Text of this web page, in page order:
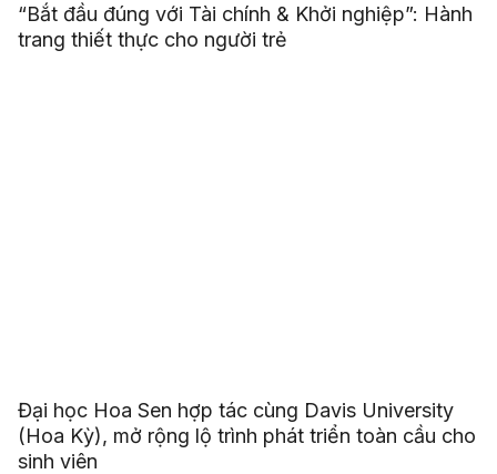
“Bắt đầu đúng với Tài chính & Khởi nghiệp”: Hành
trang thiết thực cho người trẻ
Đại học Hoa Sen hợp tác cùng Davis University
(Hoa Kỳ), mở rộng lộ trình phát triển toàn cầu cho
sinh viên